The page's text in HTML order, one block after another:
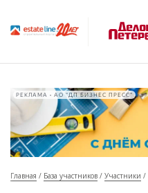
РЕКЛАМА • АО "ДП БИЗНЕС ПРЕСС"
Главная База участников Участники